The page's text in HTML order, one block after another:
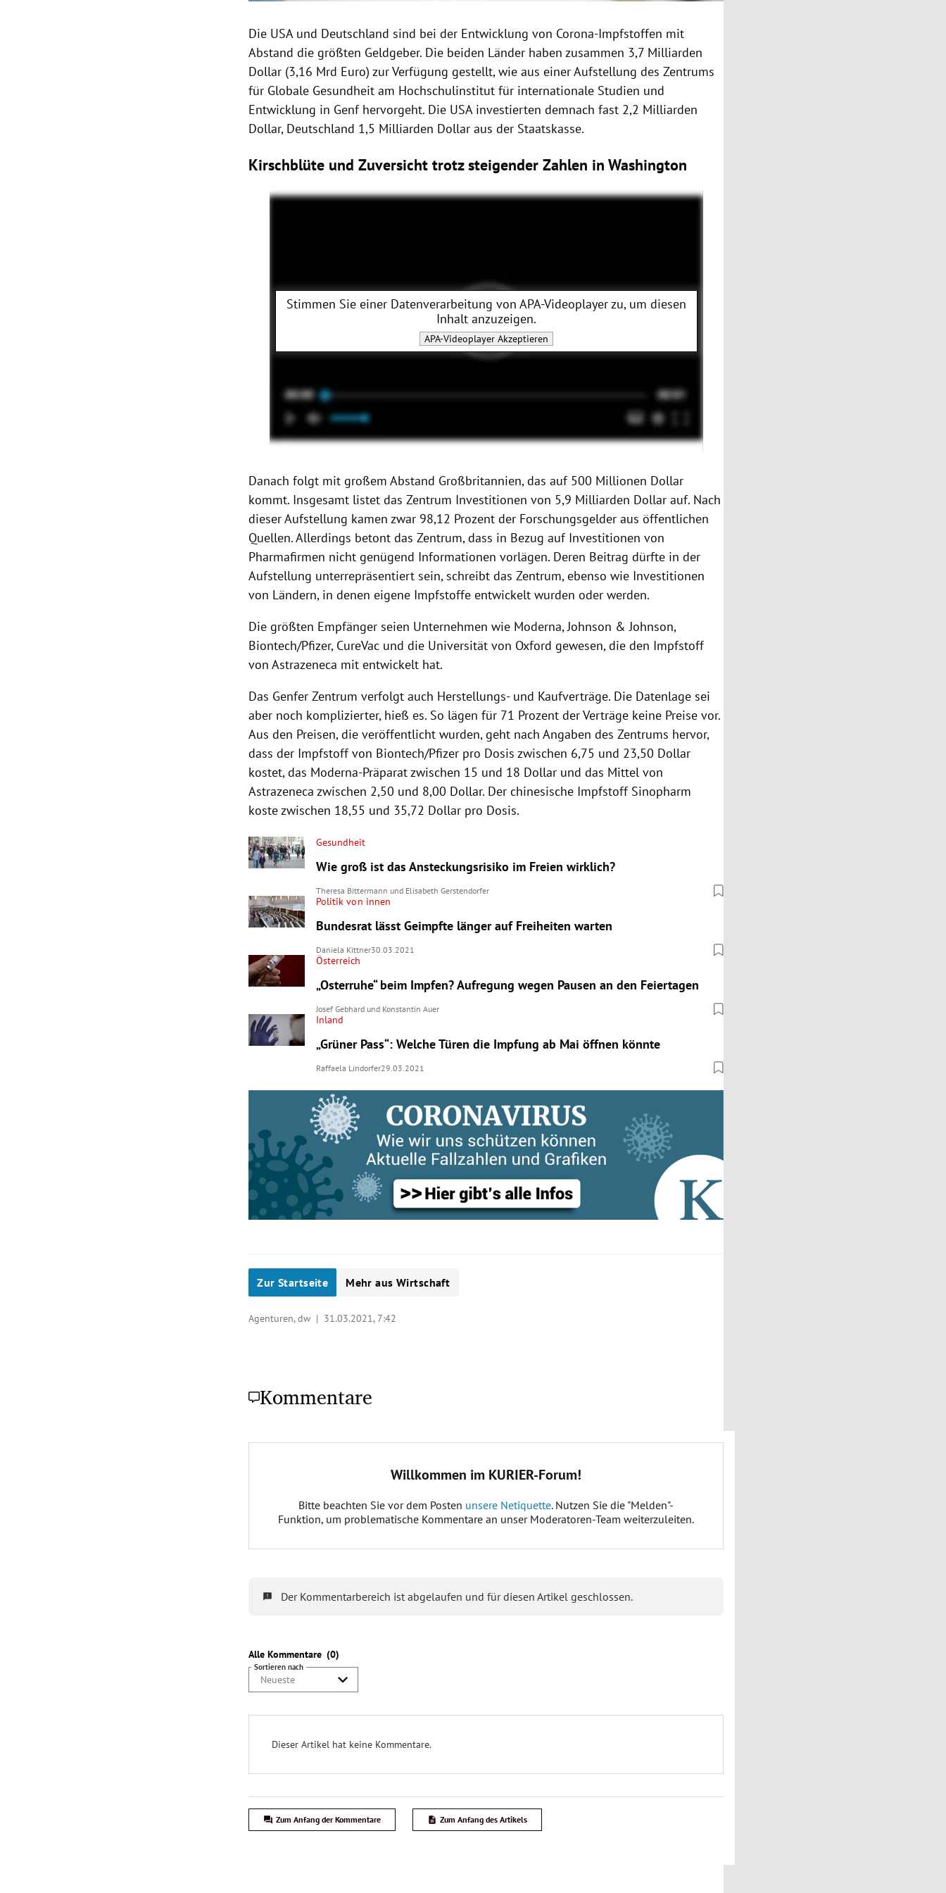
Die USA und Deutschland sind bei der Entwicklung von Corona-Impfstoffen mit
Abstand die größten Geldgeber. Die beiden Länder haben zusammen 3,7 Milliarden
Dollar (3,16 Mrd Euro) zur Verfügung gestellt, wie aus einer Aufstellung des Zentrums
für Globale Gesundheit am Hochschulinstitut für internationale Studien und
Entwicklung in Genf hervorgeht. Die USA investierten demnach fast 2,2 Milliarden
Dollar, Deutschland 1,5 Milliarden Dollar aus der Staatskasse.
Kirschblüte und Zuversicht trotz steigender Zahlen in Washington
Stimmen Sie einer Datenverarbeitung von APA-Videoplayerzu, um diesen
Inhalt anzuzeigen.
APA-VideoplayerAkzeptieren
Danach folgt mit großem Abstand Großbritannien, das auf 500 Millionen Dollar
kommt. Insgesamt listet das Zentrum Investitionen von 5,9 Milliarden Dollar auf. Nach
dieser Aufstellung kamen zwar 98,12 Prozent der Forschungsgelder aus öffentlichen
Quellen. Allerdings betont das Zentrum, dass in Bezug auf Investitionen von
Pharmafirmen nicht genügend Informationen vorlägen. Deren Beitrag dürfte in der
Aufstellung unterrepräsentiert sein, schreibt das Zentrum, ebenso wie Investitionen
von Ländern, in denen eigene Impfstoffe entwickelt wurden oder werden.
Die größten Empfänger seien Unternehmen wie Moderna, Johnson & Johnson,
Biontech/Pfizer, CureVac und die Universität von Oxford gewesen, die den Impfstoff
von Astrazeneca mit entwickelt hat.
Das Genfer Zentrum verfolgt auch Herstellungs- und Kaufverträge. Die Datenlage sei
aber noch komplizierter, hieß es. So lägen für 71 Prozent der Verträge keine Preise vor.
Aus den Preisen, die veröffentlicht wurden, geht nach Angaben des Zentrums hervor,
dass der Impfstoff von Biontech/Pfizer pro Dosis zwischen 6,75 und 23,50 Dollar
kostet, das Moderna-Präparat zwischen 15 und 18 Dollar und das Mittel von
Astrazeneca zwischen 2,50 und 8,00 Dollar. Der chinesische Impfstoff Sinopharm
koste zwischen 18,55 und 35,72 Dollar pro Dosis.
Gesundheit
Wie groß ist das Ansteckungsrisiko im Freien wirklich?
Theresa Bittermann und Elisabeth Gerstendorfer
Politik von innen
Bundesrat lässt Geimpfte länger auf Freiheiten warten
Daniela Kittner30.03.2021
Österreich
„Osterruhe“ beim Impfen? Aufregung wegen Pausen an den Feiertagen
Josef Gebhard und Konstantin Auer
Inland
„Grüner Pass“: Welche Türen die Impfung ab Mai öffnen könnte
Raffaela Lindorfer29.03.2021
Zur Startseite Mehr aus Wirtschaft
Agenturen, dw | 31.03.2021, 7:42
Kommentare